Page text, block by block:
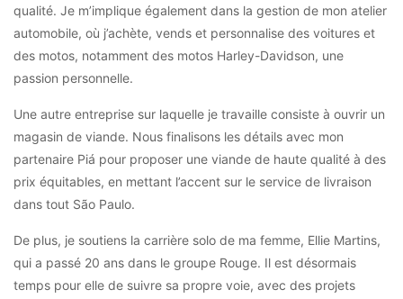
qualité. Je m’implique également dans la gestion de mon atelier
automobile, où j’achète, vends et personnalise des voitures et
des motos, notamment des motos Harley-Davidson, une
passion personnelle.
Une autre entreprise sur laquelle je travaille consiste à ouvrir un
magasin de viande. Nous finalisons les détails avec mon
partenaire Piá pour proposer une viande de haute qualité à des
prix équitables, en mettant l’accent sur le service de livraison
dans tout São Paulo.
De plus, je soutiens la carrière solo de ma femme, Ellie Martins,
qui a passé 20 ans dans le groupe Rouge. Il est désormais
temps pour elle de suivre sa propre voie, avec des projets